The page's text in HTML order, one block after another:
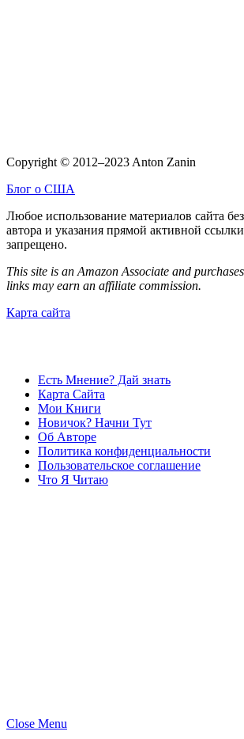
Copyright © 2012–2023 Anton Zanin
Блог о США
Любое использование материалов сайта
автора и указания прямой активной
запрещено.
This site is an Amazon Associate and
links may earn an affiliate commission.
Карта сайта
Есть Мнение? Дай знать
Карта Сайта
Мои Книги
Новичок? Начни Тут
Об Авторе
Политика конфиденциальности
Пользовательское соглашение
Что Я Читаю
Close Menu